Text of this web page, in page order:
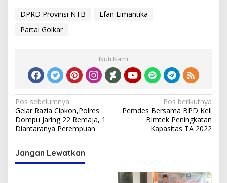
DPRD Provinsi NTB
Efan Limantika
Partai Golkar
Ikuti Kami
Navigasi
pos
Pos sebelumnya
Gelar Razia Cipkon,Polres
Dompu Jaring 22 Remaja, 1
Diantaranya Perempuan
Pos berikutnya
Pemdes Bersama BPD Keli
Bimtek Peningkatan
Kapasitas TA 2022
Jangan Lewatkan